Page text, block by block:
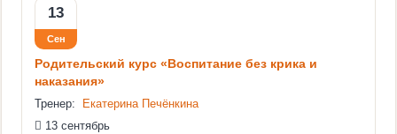
13
Сен
Родительский курс «Воспитание без крика и
наказания»
Тренер:
Екатерина Печёнкина
13 сентябрь